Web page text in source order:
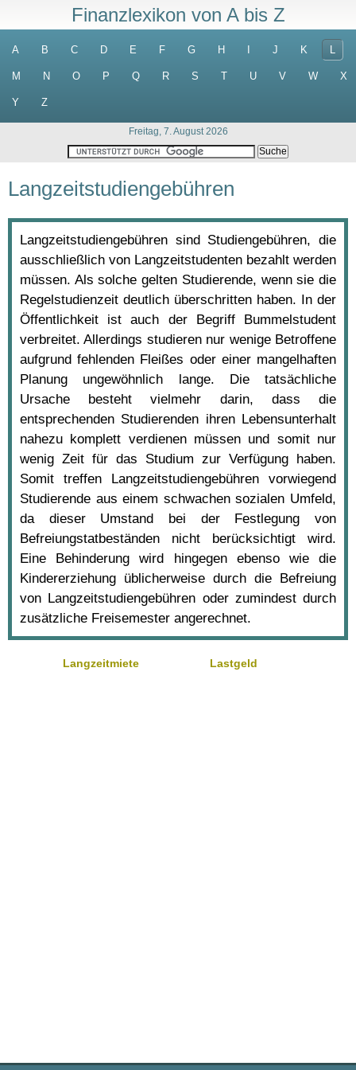
Finanzlexikon von A bis Z
A B C D E F G H J K L
M N O P Q R S T U V W X
Y Z
Freitag, 7. August 2026
Langzeitstudiengebühren
Langzeitstudiengebühren sind Studiengebühren, die
ausschließlich von Langzeitstudenten bezahlt werden
müssen. Als solche gelten Studierende, wenn sie die
Regelstudienzeit deutlich überschritten haben. In der
Öffentlichkeit ist auch der Begriff Bummelstudent
verbreitet. Allerdings studieren nur wenige Betroffene
aufgrund fehlenden Fleißes oder einer mangelhaften
Planung ungewöhnlich lange. Die tatsächliche
Ursache besteht vielmehr darin, dass die
entsprechenden Studierenden ihren Lebensunterhalt
nahezu komplett verdienen müssen und somit nur
wenig Zeit für das Studium zur Verfügung haben.
Somit treffen Langzeitstudiengebühren vorwiegend
Studierende aus einem schwachen sozialen Umfeld,
da dieser Umstand bei der Festlegung von
Befreiungstatbeständen nicht berücksichtigt wird.
Eine Behinderung wird hingegen ebenso wie die
Kindererziehung üblicherweise durch die Befreiung
von Langzeitstudiengebühren oder zumindest durch
zusätzliche Freisemester angerechnet.
Langzeitmiete Lastgeld